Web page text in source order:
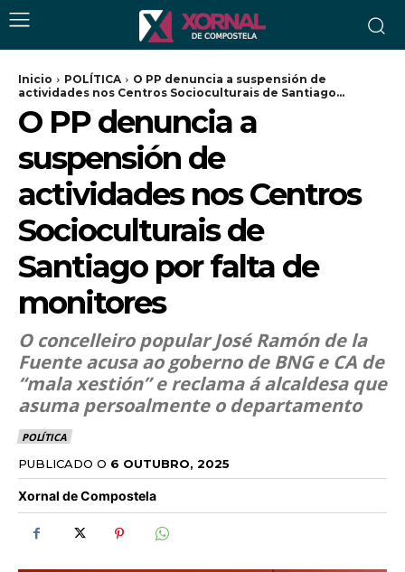
Inicio POLÍTICA
O PP denuncia a suspensión de
actividades nos Centros Socioculturais de Santiago...
O PP denuncia a
suspensión de
actividades nos Centros
Socioculturais de
Santiago por falta de
monitores
O concelleiro popular José Ramón de la
Fuente acusa ao goberno de BNG e CA de
“mala xestión” e reclama á alcaldesa que
asuma persoalmente o departamento
POLÍTICA
PUBLICADO O 6 OUTUBRO, 2025
Xornal de Compostela